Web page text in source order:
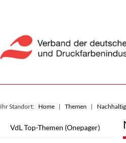
Ihr Standort: Home Themen
VdL Top-Themen (Onepager)